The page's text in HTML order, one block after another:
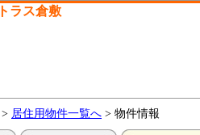
ラス倉敷
> 居住用物件一覧へ > 物件情報